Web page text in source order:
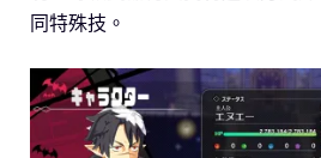
同特殊技。